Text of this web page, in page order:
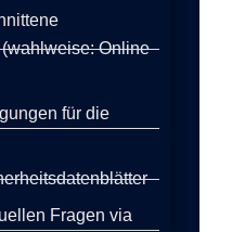
Online
für die
Fragen via